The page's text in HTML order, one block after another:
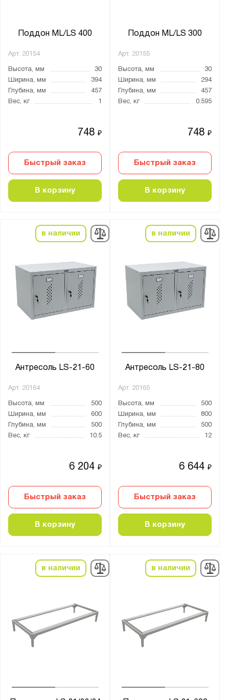
Поддон ML/LS 400
Арт. 20154
Высота, мм
30
Ширина, мм
394
Глубина, мм
457
Вес, кг
1
748₽
Быстрый заказ
В корзину
Поддон ML/LS 300
Арт. 20155
Высота, мм
30
Ширина, мм
294
Глубина, мм
457
Вес, кг
0.595
748₽
Быстрый заказ
В корзину
в наличии
Антресоль LS-21-60
Арт. 20164
Высота, мм
500
Ширина, мм
600
Глубина, мм
500
Вес, кг
10.5
6 204₽
Быстрый заказ
В корзину
в наличии
Антресоль LS-21-80
Арт. 20165
Высота, мм
500
Ширина, мм
800
Глубина, мм
500
Вес, кг
12
6 644₽
Быстрый заказ
В корзину
в наличии в наличии
ML